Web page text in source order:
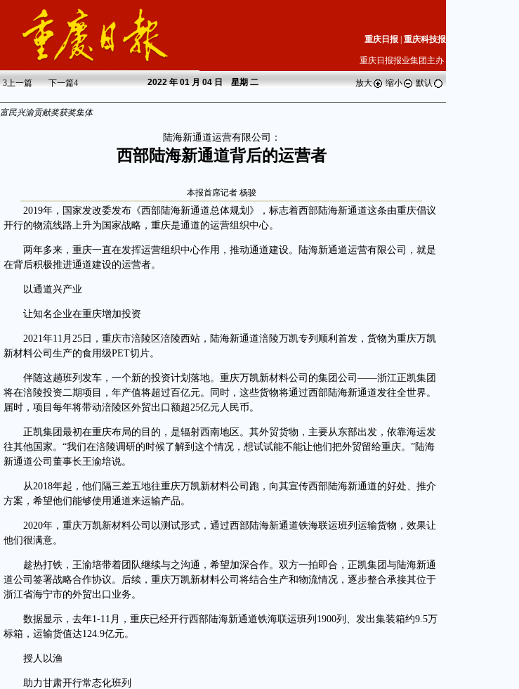
重庆日报 重庆科技报
重庆日报报业集团主办
3上一篇 下一篇4 2022年 01 月 04 日 星期二 放大 缩小 默认
富民兴渝贡献奖获奖集体
陆海新通道运营有限公司：
西部陆海新通道背后的运营者
本报首席记者 杨骏
2019年，国家发改委发布《西部陆海新通道总体规划》，标志着西部陆海新通道这条由重庆倡议
开行的物流线路上升为国家战略，重庆是通道的运营组织中心。
两年多来，重庆一直在发挥运营组织中心作用，推动通道建设。陆海新通道运营有限公司，就是
在背后积极推进通道建设的运营者。
以通道兴产业
让知名企业在重庆增加投资
2021年11月25日，重庆市涪陵区涪陵西站，陆海新通道涪陵万凯专列顺利首发，货物为重庆万凯
新材料公司生产的食用级PET切片。
伴随这趟班列发车，一个新的投资计划落地。重庆万凯新材料公司的集团公司——浙江正凯集团
将在涪陵投资二期项目，年产值将超过百亿元。同时，这些货物将通过西部陆海新通道发往全世界。
届时，项目每年将带动涪陵区外贸出口额超25亿元人民币。
正凯集团最初在重庆布局的目的，是辐射西南地区。其外贸货物，主要从东部出发，依靠海运发
往其他国家。“我们在涪陵调研的时候了解到这个情况，想试试能不能让他们把外贸留给重庆。”陆海
新通道公司董事长王渝培说。
从2018年起，他们隔三差五地往重庆万凯新材料公司跑，向其宣传西部陆海新通道的好处、推介
方案，希望他们能够使用通道来运输产品。
2020年，重庆万凯新材料公司以测试形式，通过西部陆海新通道铁海联运班列运输货物，效果让
他们很满意。
趁热打铁，王渝培带着团队继续与之沟通，希望加深合作。双方一拍即合，正凯集团与陆海新通
道公司签署战略合作协议。后续，重庆万凯新材料公司将结合生产和物流情况，逐步整合承接其位于
浙江省海宁市的外贸出口业务。
数据显示，去年1-11月，重庆已经开行西部陆海新通道铁海联运班列1900列、发出集装箱约9.5万
标箱，运输货值达124.9亿元。
授人以渔
助力甘肃开行常态化班列